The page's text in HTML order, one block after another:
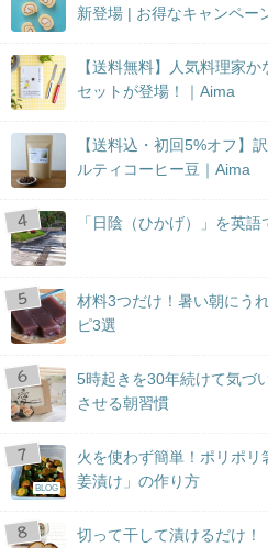
新登場 | お得なキャンペー
【送料無料】人気料理家
セットが登場！｜Aima
【送料込・初回5%オフ】
ルティコーヒー豆｜Aima
「日陰（ひかげ）」を英語
材料3つだけ！暑い朝にう
ピ3選
5時起きを30年続けて気づ
させる朝習慣
BLOG
火を使わず簡単！ポリポ
姜漬け」の作り方
切って干して漬けるだけ